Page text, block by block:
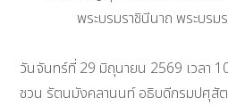
พระบรมราชินีนาถ พระบร
วันจันทร์ที่ 29 มิถุนายน 2569 เวลา
ชวน รัตนมังคลานนท์ อธิบดีกรมปศุสั